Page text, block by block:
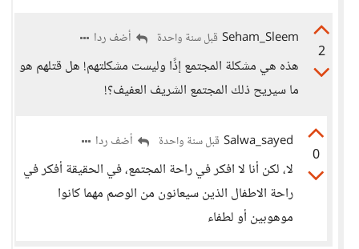
2
Seham_Sleem قبل سنة واحدة أضف ردا
هذه هي مشكلة المجتمع إذًا وليست مشكلتهم! هل قتلهم هو
ما سيريح ذلك المجتمع الشريف العفيف؟!
0
Salwa_sayed قبل سنة واحدة أضف ردا
لا، لكن أنا لا افكر في راحة المجتمع، في الحقيقة أفكر في
راحة الاطفال الذين سيعانون من الوصم مهما كانوا
موهوبين أو لطفاء